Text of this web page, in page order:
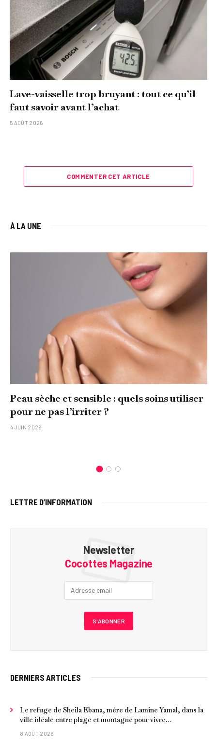
Lave-vaisselle trop bruyant : tout ce qu’il
faut savoir avant l’achat
5 AOÛT 2026
COMMENTER CET ARTICLE
À LA UNE
Peau sèche et sensible : quels soins utiliser
pour ne pas l’irriter ?
4 JUIN 2026
LETTRE D’INFORMATION
Newsletter
Cocottes Magazine
DERNIERS ARTICLES
Le refuge de Sheila Ebana, mère de Lamine Yamal, dans la
ville idéale entre plage et montagne pour vivre
tranquillement près de Barcelone
8 AOÛT 2026